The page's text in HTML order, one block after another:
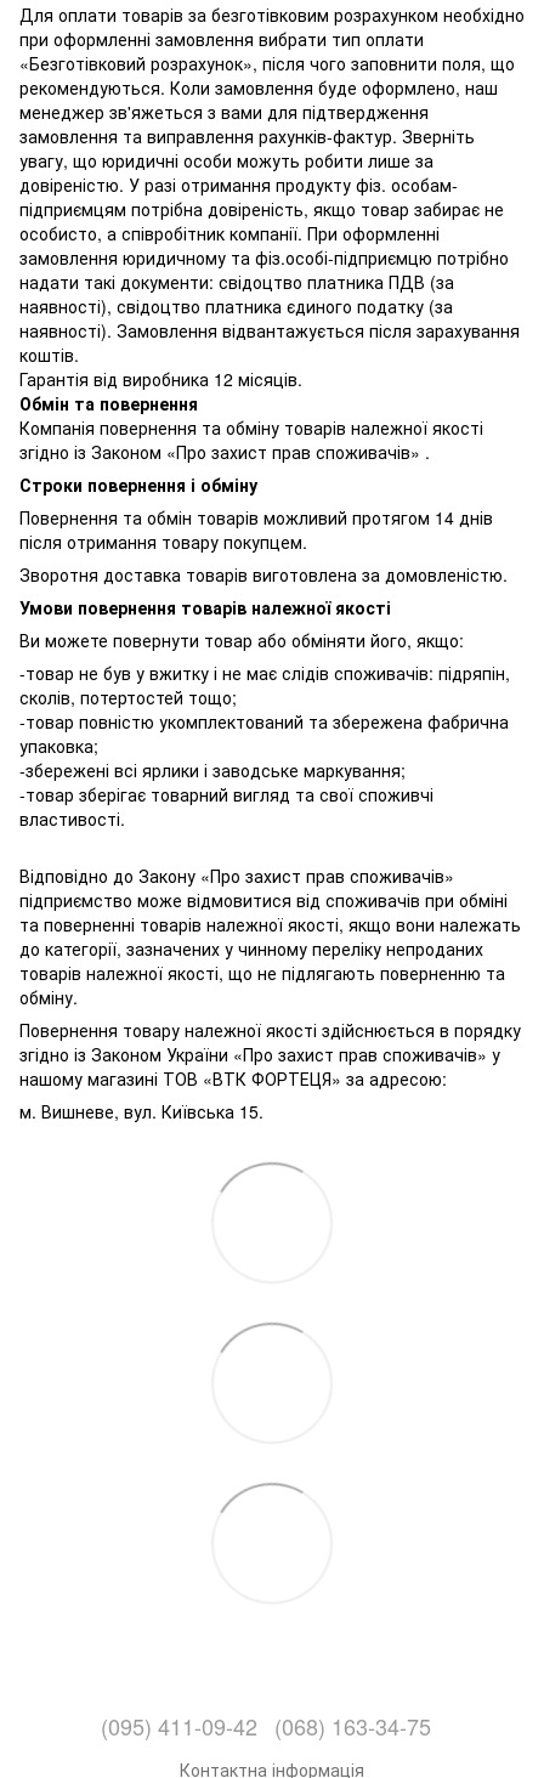
Для оплати товарів за безготівковим розрахунком необхідно
при оформленні замовлення вибрати тип оплати
«Безготівковий розрахунок», після чого заповнити поля, що
рекомендуються. Коли замовлення буде оформлено, наш
менеджер зв'яжеться з вами для підтвердження
замовлення та виправлення рахунків-фактур. Зверніть
увагу, що юридичні особи можуть робити лише за
довіреністю. У разі отримання продукту фіз. особам-
підприємцям потрібна довіреність, якщо товар забирає не
особисто, а співробітник компанії. При оформленні
замовлення юридичному та фіз.особі-підприємцю потрібно
надати такі документи: свідоцтво платника ПДВ (за
наявності), свідоцтво платника єдиного податку (за
наявності). Замовлення відвантажується після зарахування
коштів.
Гарантія від виробника 12 місяців.
Обмін та повернення
Компанія повернення та обміну товарів належної якості
згідно із Законом «Про захист прав споживачів» .
Строки повернення і обміну
Повернення та обмін товарів можливий протягом 14 днів
після отримання товару покупцем.
Зворотня доставка товарів виготовлена ​​за домовленістю.
Умови повернення товарів належної якості
Ви можете повернути товар або обміняти його, якщо:
-товар не був у вжитку і не має слідів споживачів: підряпін,
сколів, потертостей тощо;
-товар повністю укомплектований та збережена фабрична
упаковка;
-збережені всі ярлики і заводське маркування;
-товар зберігає товарний вигляд та свої споживчі
властивості.
Відповідно до Закону «Про захист прав споживачів»
підприємство може відмовитися від споживачів при обміні
та поверненні товарів належної якості, якщо вони належать
до категорії, зазначених у чинному переліку непроданих
товарів належної якості, що не підлягають поверненню та
обміну.
Повернення товару належної якості здійснюється в порядку
згідно із Законом України «Про захист прав споживачів» у
нашому магазині ТОВ «ВТК ФОРТЕЦЯ» за адресою:
м. Вишневе, вул. Київська 15.
(095) 411-09-42 (068) 163-34-75
Контактна інформація